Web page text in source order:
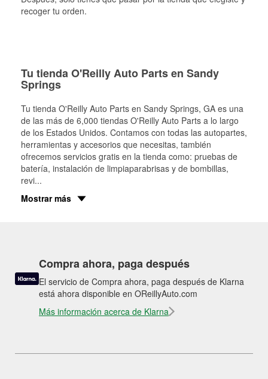
recoger tu orden.
Tu tienda O'Reilly Auto Parts en Sandy
Springs
Tu tienda O'Reilly Auto Parts en Sandy Springs, GA es una
de las más de 6,000 tiendas O'Reilly Auto Parts a lo largo
de los Estados Unidos. Contamos con todas las autopartes,
herramientas y accesorios que necesitas, también
ofrecemos servicios gratis en la tienda como: pruebas de
batería, instalación de limpiaparabrisas y de bombillas,
revi...
Mostrar más
Compra ahora, paga después
El servicio de Compra ahora, paga después de Klarna
está ahora disponible en OReillyAuto.com
Más información acerca de Klarna